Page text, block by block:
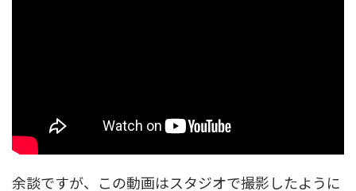
余談ですが、この動画はスタジオで撮影したように